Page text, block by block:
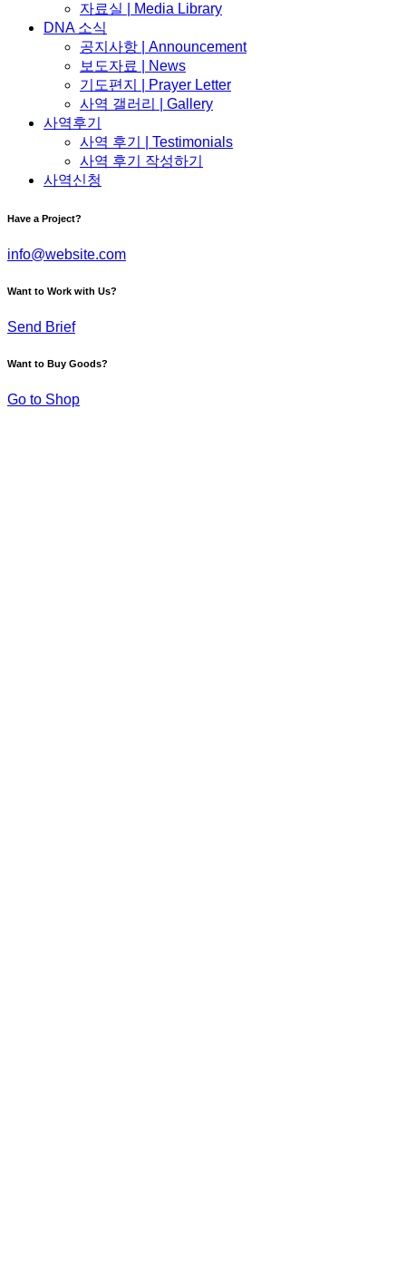
자료실 | Media Library
DNA 소식
공지사항 | Announcement
보도자료 | News
기도편지 | Prayer Letter
사역 갤러리 | Gallery
사역후기
사역 후기 | Testimonials
사역 후기 작성하기
사역신청
Have a Project?
info@website.com
Want to Work with Us?
Send Brief
Want to Buy Goods?
Go to Shop